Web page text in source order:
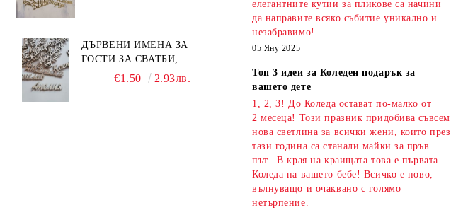
ДЪРВЕНИ ИМЕНА ЗА
ГОСТИ ЗА СВАТБИ,
КРЪЩЕНЕТА И СЪБИТИЯ
€1.50 2.93лв.
елегантните кутии за пликове са начини
да направите всяко събитие уникално и
незабравимо!
05 Яну 2025
Топ 3 идеи за Коледен подарък за
вашето дете
1, 2, 3! До Коледа остават по-малко от
2 месеца! Този празник придобива съвсем
нова светлина за всички жени, които през
тази година са станали майки за пръв
път.. В края на краищата това е първата
Коледа на вашето бебе! Всичко е ново,
вълнуващо и очаквано с голямо
нетърпение.